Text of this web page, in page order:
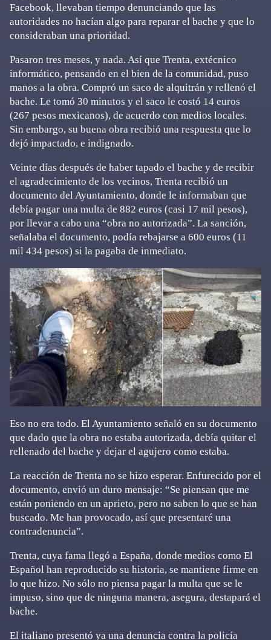
Facebook, llevaban tiempo denunciando que las
autoridades no hacían algo para reparar el bache y que lo
consideraban una prioridad.
Pasaron tres meses, y nada. Así que Trenta, extécnico
informático, pensando en el bien de la comunidad, puso
manos a la obra. Compró un saco de alquitrán y rellenó el
bache. Le tomó 30 minutos y el saco le costó 14 euros
(267 pesos mexicanos), de acuerdo con medios locales.
Sin embargo, su buena obra recibió una respuesta que lo
dejó impactado, e indignado.
Veinte días después de haber tapado el bache y de recibir
el agradecimiento de los vecinos, Trenta recibió un
documento del Ayuntamiento, donde le informaban que
debía pagar una multa de 882 euros (casi 17 mil pesos),
por llevar a cabo una “obra no autorizada”. La sanción,
señalaba el documento, podía rebajarse a 600 euros (11
mil 434 pesos) si la pagaba de inmediato.
Eso no era todo. El Ayuntamiento señaló en su documento
que dado que la obra no estaba autorizada, debía quitar el
rellenado del bache y dejar el agujero como estaba.
La reacción de Trenta no se hizo esperar. Enfurecido por el
documento, envió un duro mensaje: “Se piensan que me
están poniendo en un aprieto, pero no saben lo que se han
buscado. Me han provocado, así que presentaré una
contradenuncia”.
Trenta, cuya fama llegó a España, donde medios como El
Español han reproducido su historia, se mantiene firme en
lo que hizo. No sólo no piensa pagar la multa que se le
impuso, sino que de ninguna manera, asegura, destapará el
bache.
El italiano presentó ya una denuncia contra la policía